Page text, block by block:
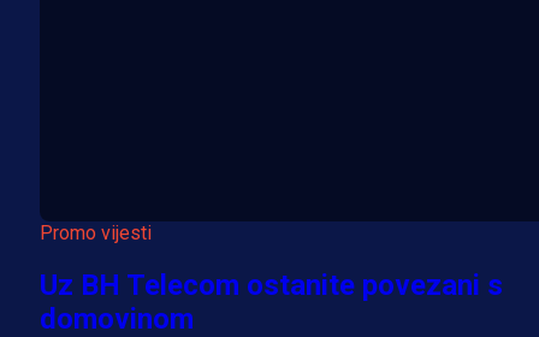
Promo vijesti
Uz BH Telecom ostanite povezani s
domovinom